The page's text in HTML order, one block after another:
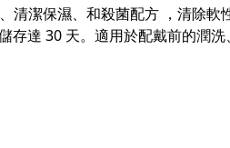
清潔保濕、和殺菌配方 ，清除
存達 30 天。適用於配戴前的潤